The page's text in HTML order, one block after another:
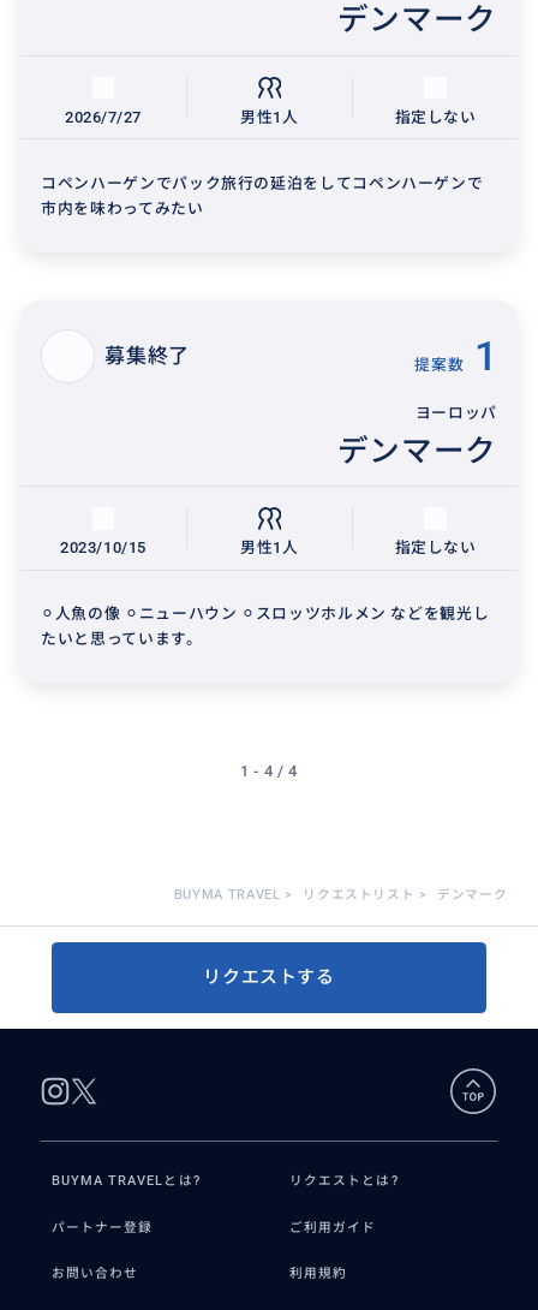
デンマーク
2026/7/27 男性1人 指定しない
コペンハーゲンでパック旅行の延泊をしてコペンハーゲンで
市内を味わってみたい
募集終了 提案数 1
ヨーロッパ
デンマーク
2023/10/15 男性1人 指定しない
⚪︎人魚の像 ⚪︎ニューハウン ⚪︎スロッツホルメン などを観光し
たいと思っています。
1 - 4 / 4
BUYMA TRAVEL > リクエストリスト > デンマーク
リクエストする
BUYMA TRAVELとは? リクエストとは?
パートナー登録 ご利用ガイド
お問い合わせ 利用規約